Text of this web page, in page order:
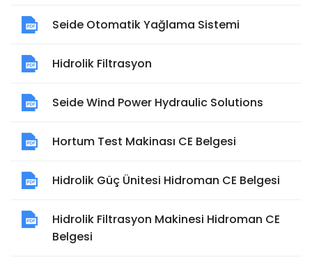
Seide Otomatik Yağlama Sistemi
Hidrolik Filtrasyon
Seide Wind Power Hydraulic Solutions
Hortum Test Makinası CE Belgesi
Hidrolik Güç Ünitesi Hidroman CE Belgesi
Hidrolik Filtrasyon Makinesi Hidroman CE
Belgesi